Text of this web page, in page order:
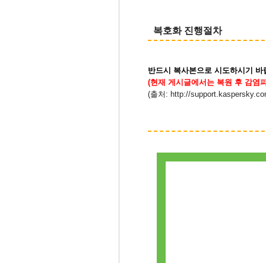
​ 복호화 진행절차
반드시 복사본으로 시도하시기 바
(현재 게시글에서는 복원 후 감염
(출처: http://